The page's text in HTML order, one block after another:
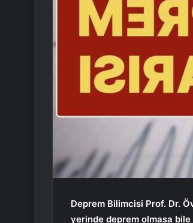
Deprem Bilimcisi Prof. Dr.
yerinde deprem olmasa